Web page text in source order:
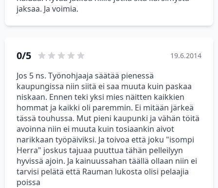
jaksaa. Ja voimia.
0/5 19.6.2014
Jos 5 ns. Työnohjaaja säätää pienessä
kaupungissa niin siitä ei saa muuta kuin paskaa
niskaan. Ennen teki yksi mies näitten kaikkien
hommat ja kaikki oli paremmin. Ei mitään järkeä
tässä touhussa. Mut pieni kaupunki ja vähän töitä
avoinna niin ei muuta kuin tosiaankin aivot
narikkaan työpäiviksi. Ja toivoa että joku "isompi
Herra" joskus tajuaa puuttua tähän pelleilyyn
hyvissä ajoin. Ja kainuussahan täällä ollaan niin ei
tarvisi pelätä että Rauman lukosta olisi pelaajia
poissa